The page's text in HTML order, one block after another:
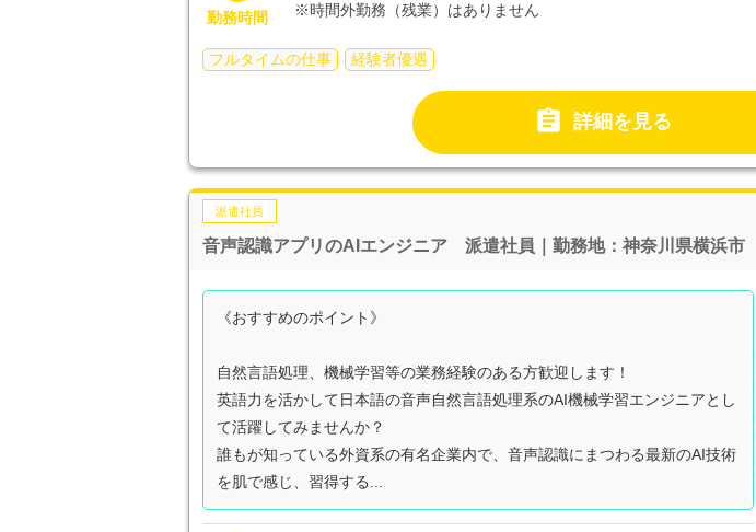
勤務時間
※時間外勤務（残業）はありません
フルタイムの仕事 経験者優遇
 詳細を見る
派遣社員
音声認識アプリのAIエンジニア 派遣社員｜勤務地：神奈川県横浜市
《おすすめのポイント》
自然言語処理、機械学習等の業務経験のある方歓迎します！
英語力を活かして日本語の音声自然言語処理系のAI機械学習エンジニアとし
て活躍してみませんか？
誰もが知っている外資系の有名企業内で、音声認識にまつわる最新のAI技術
を肌で感じ、習得する...